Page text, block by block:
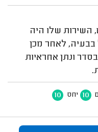
השירות שלו היה
בבעיה, לאחר מכן
ונתן אחראיות
10 יחס 10